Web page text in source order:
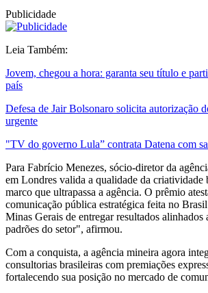
Publicidade
Leia Também:
Jovem, chegou a hora: garanta seu título e
país
Defesa de Jair Bolsonaro solicita autorização
urgente
"TV do governo Lula” contrata Datena com
Para Fabrício Menezes, sócio-diretor da
em Londres valida a qualidade da criatividade
marco que ultrapassa a agência. O prêmio
comunicação pública estratégica feita no
Minas Gerais de entregar resultados alinhados
padrões do setor", afirmou.
Com a conquista, a agência mineira agora
consultorias brasileiras com premiações
fortalecendo sua posição no mercado de